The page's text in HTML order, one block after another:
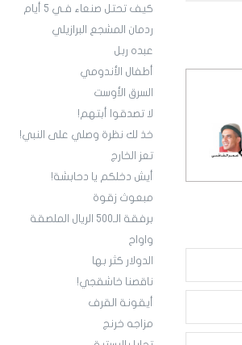
كيف تحتل صنعاء فـي 5 أيام
ردمان المشجع البرازيلي
عبده ربل
أطفال الأندومي
السرق الأوست
لا تصدقوا أبتهم!
خذ لك نظرة وصلي على النبي!
تعز الخارج
أيش دخلكم يا دحابشة!
مبعوث زقوة
برفقة الـ500 الريال الملصقة
واواح
الدولار كثر بها
ناقصنا خاشقجي!
أيقونة القرف
مزاجه خرنج